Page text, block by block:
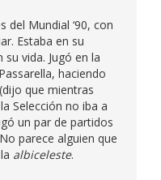
del Mundial ‘90, con
Estaba en su
vida. Jugó en la
haciendo
que mientras
Selección no iba a
un par de partidos
parece alguien que
albiceleste.